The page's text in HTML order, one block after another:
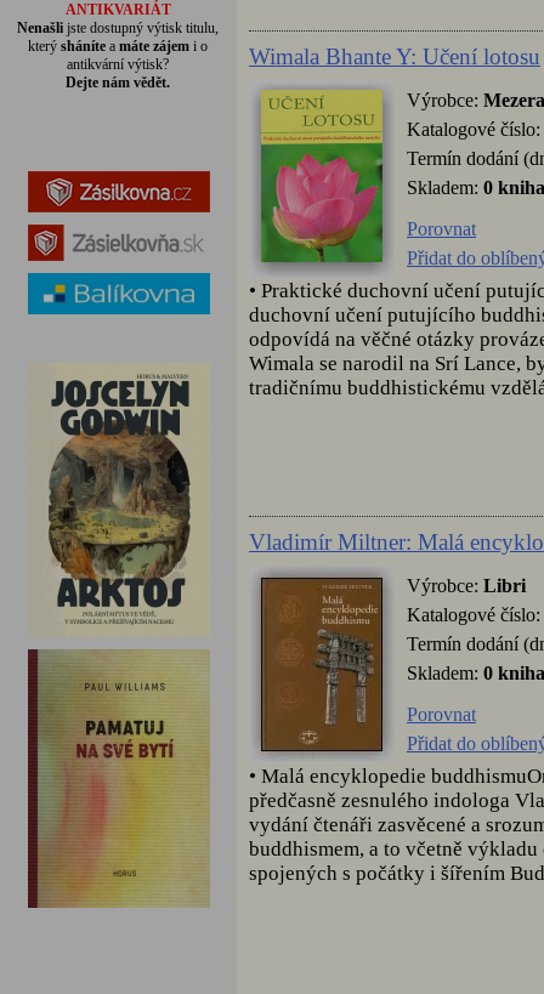
ANTIKVARIÁT
Nenašli jste dostupný výtisk titulu,
kterýsháníte amáte zájem i o
antikvární výtisk?
Dejte nám vědět.
Wimala Bhante Y: Učení lotosu
Výrobce: Mezera
Katalogové číslo:
Termín dodání
Skladem: 0 kniha
Porovnat
Přidat do
• Praktické duchovní učení
duchovní učení putujícího
odpovídá na věčné otázky
Wimala se narodil na Srí Lance,
tradičnímu buddhistickému
Vladimír Miltner: Malá
Výrobce: Libri
Katalogové číslo:
Termín dodání
Skladem: 0 kniha
Porovnat
Přidat do
• Malá encyklopedie
předčasně zesnulého indologa
vydání čtenáři zasvěcené a
buddhismem, a to včetně
spojených s počátky i šířením